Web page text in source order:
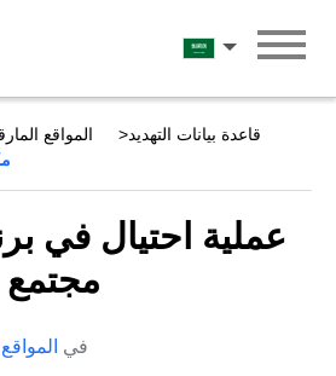
العربية
قاعدة بيانات التهديد المواقع
عملية احتيال في
في